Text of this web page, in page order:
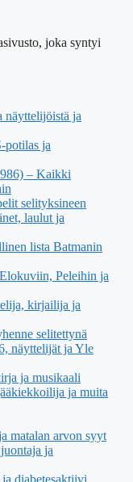
joka syntyi
näyttelijöistä ja
ja
– Kaikki
selityksineen
laulut ja
lista Batmanin
Peleihin ja
kirjailija ja
selitettynä
näyttelijät ja Yle
ja musikaali
ja muita
matalan arvon syyt
ja
diabetesaktiivi